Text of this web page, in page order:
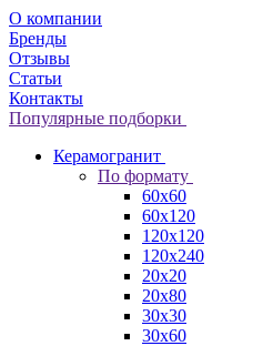
О компании
Бренды
Отзывы
Статьи
Контакты
Популярные подборки
Керамогранит
По формату
60x60
60x120
120x120
120x240
20x20
20x80
30x30
30x60